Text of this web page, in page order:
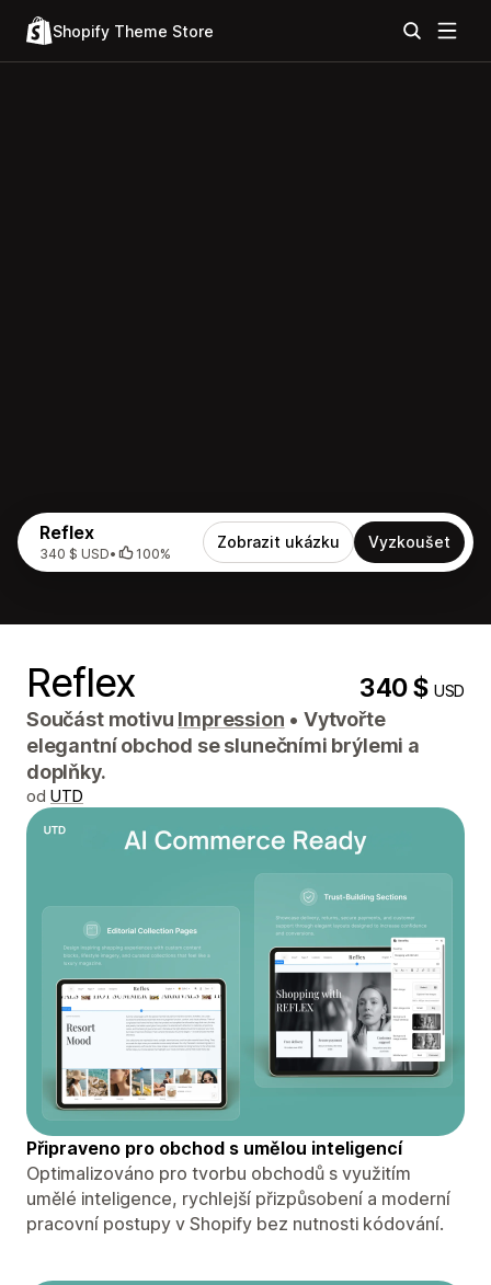
Shopify Theme Store
Reflex
340 $ USD• 100%
Zobrazit ukázku Vyzkoušet
Reflex 340 $USD
Součást motivu Impression • Vytvořte
elegantní obchod se slunečními brýlemi a
doplňky.
od UTD
Připraveno pro obchod s umělou inteligencí
Optimalizováno pro tvorbu obchodů s využitím
umělé inteligence, rychlejší přizpůsobení a moderní
pracovní postupy v Shopify bez nutnosti kódování.